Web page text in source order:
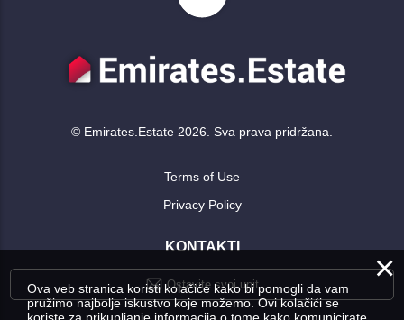
© Emirates.Estate 2026. Sva prava pridržana.
Terms of Use
Privacy Policy
KONTAKTI
Ostavite svoj upit ×
Ova veb stranica koristi kolačiće kako bi pomogli da vam
pružimo najbolje iskustvo koje možemo. Ovi kolačići se